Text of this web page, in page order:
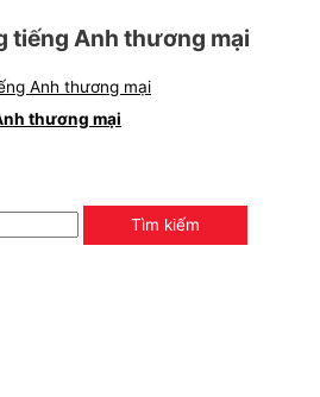
tiếng Anh thương mại
thương mại